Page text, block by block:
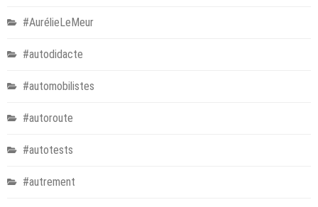
#AurélieLeMeur
#autodidacte
#automobilistes
#autoroute
#autotests
#autrement